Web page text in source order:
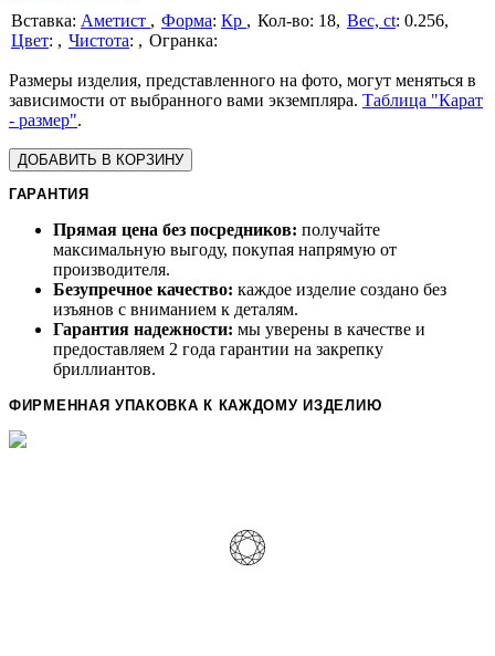
Аметист
Форма: Кр 18 Вес, ct: 0.256
Цвет: Чистота:
Размеры изделия, представленного на фото, могут меняться в
зависимости от выбранного вами экземпляра. Таблица "Карат
- размер".
ДОБАВИТЬ В КОРЗИНУ
ГАРАНТИЯ
Прямая цена без посредников: получайте
максимальную выгоду, покупая напрямую от
производителя.
Безупречное качество: каждое изделие создано без
изъянов с вниманием к деталям.
Гарантия надежности: мы уверены в качестве и
предоставляем 2 года гарантии на закрепку
бриллиантов.
ФИРМЕННАЯ УПАКОВКА К КАЖДОМУ ИЗДЕЛИЮ